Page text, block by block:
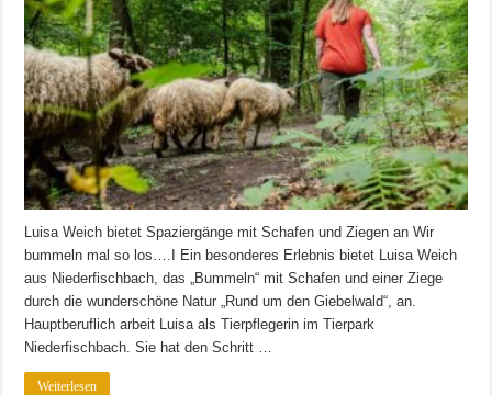
Luisa Weich bietet Spaziergänge mit Schafen und Ziegen an Wir
bummeln mal so los….I Ein besonderes Erlebnis bietet Luisa Weich
aus Niederfischbach, das „Bummeln“ mit Schafen und einer Ziege
durch die wunderschöne Natur „Rund um den Giebelwald“, an.
Hauptberuflich arbeit Luisa als Tierpflegerin im Tierpark
Niederfischbach. Sie hat den Schritt …
Weiterlesen